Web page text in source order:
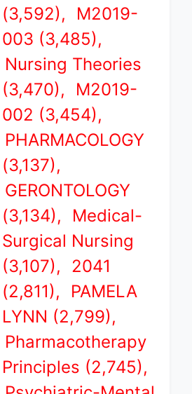
(3,592),
M2019-
003 (3,485),
Nursing Theories
(3,470),
M2019-
002 (3,454),
PHARMACOLOGY
(3,137),
GERONTOLOGY
(3,134),
Medical-
Surgical Nursing
(3,107),
2041
(2,811),
PAMELA
LYNN (2,799),
Pharmacotherapy
Principles (2,745),